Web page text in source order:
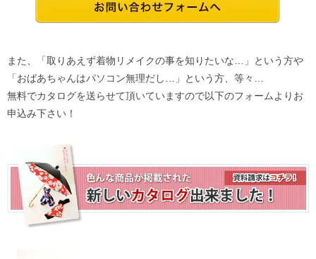
また、「取りあえず着物リメイクの事を知りたいな…」という方や
「おばあちゃんはパソコン無理だし…」という方、等々…
無料でカタログを送らせて頂いていますので以下のフォームよりお
申込み下さい！